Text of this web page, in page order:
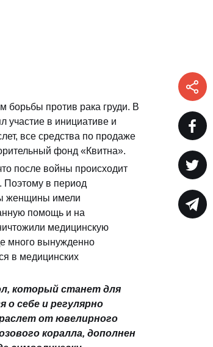
борьбы против рака груди. В
участие в инициативе и
все средства по продаже
фонд «Квитна».
после войны происходит
Поэтому в период
женщины имели
помощь и на
медицинскую
много вынужденно
в медицинских
который станет для
себе и регулярно
от ювелирного
коралла, дополнен